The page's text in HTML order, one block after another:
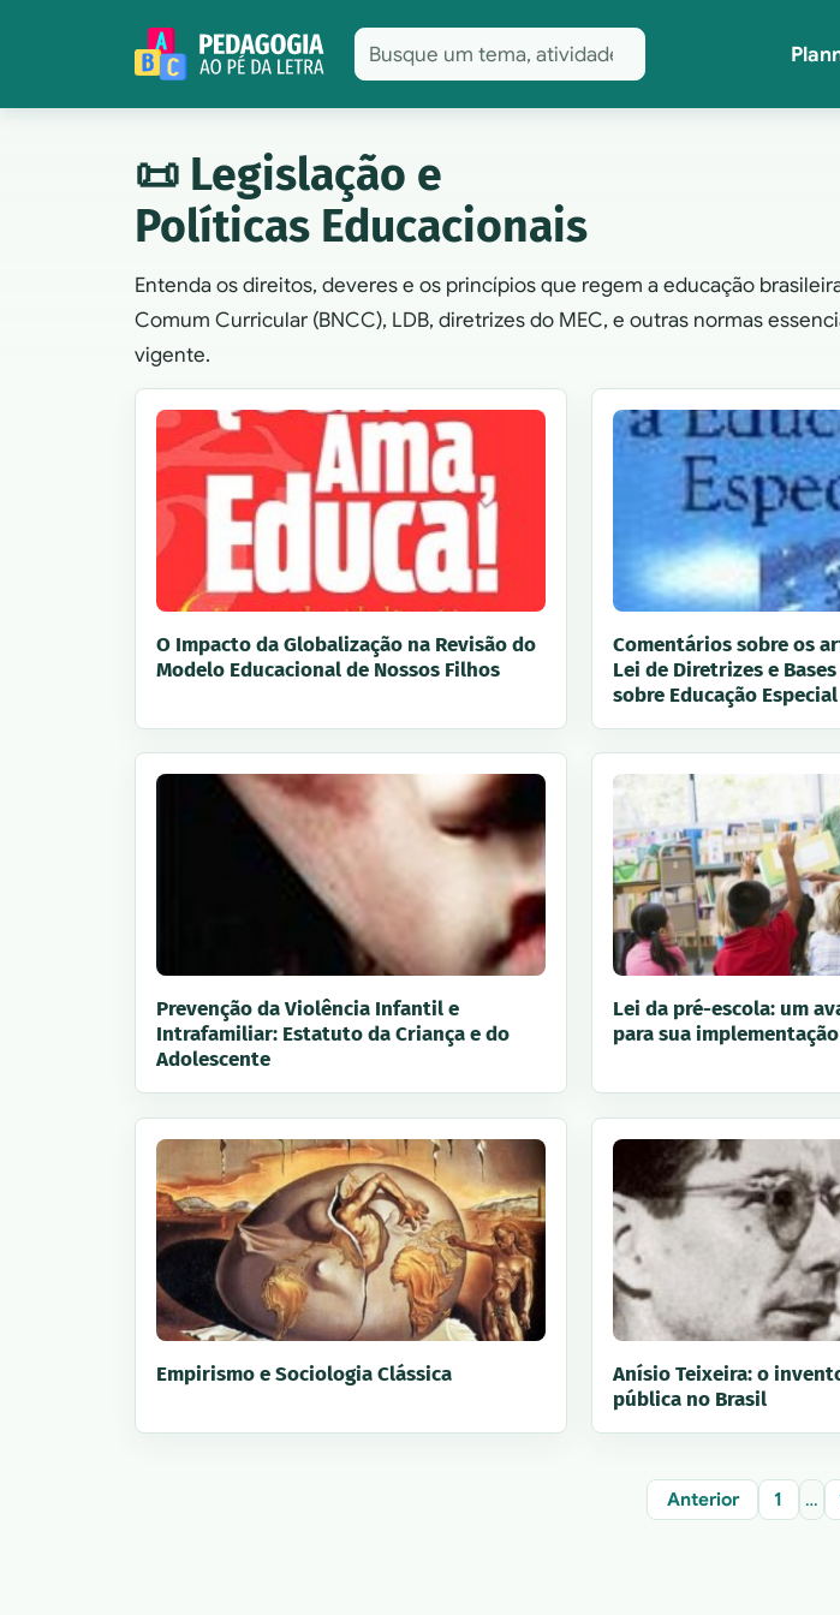
📜 Legislação e
Políticas Educacionais
Entenda os direitos, deveres e os princípios que regem a educação
Comum Curricular (BNCC), LDB, diretrizes do MEC, e outras normas
vigente.
O Impacto da Globalização na Revisão do
Modelo Educacional de Nossos Filhos
Comentários sobre os
Lei de Diretrizes e
sobre Educação Especial
Prevenção da Violência Infantil e
Intrafamiliar: Estatuto da Criança e do
Adolescente
Lei da pré-escola: um
para sua implementação
Empirismo e Sociologia Clássica
Anísio Teixeira: o
pública no Brasil
Anterior 1 …